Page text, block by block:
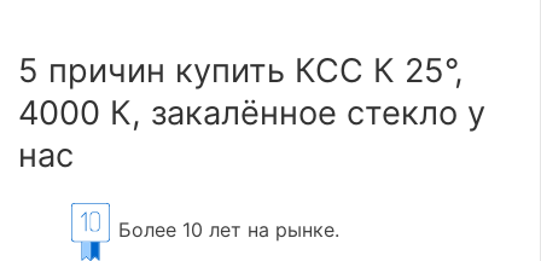
5 причин купить КСС К 25°,
4000 К, закалённое стекло у
нас
Более 10 лет на рынке.